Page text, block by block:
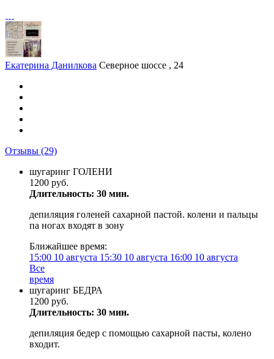
Екатерина Данилкова Северное шоссе , 24
Отзывы (29)
шугаринг ГОЛЕНИ
1200 руб.
Длительность: 30 мин.
депиляция голеней сахарной пастой. колени и пальцы
па ногах входят в зону
Ближайшее время:
15:00 10 августа 15:30 10 августа 16:00 10 августа
Все
время
шугаринг БЕДРА
1200 руб.
Длительность: 30 мин.
депиляция бедер с помощью сахарной пасты, колено
входит.